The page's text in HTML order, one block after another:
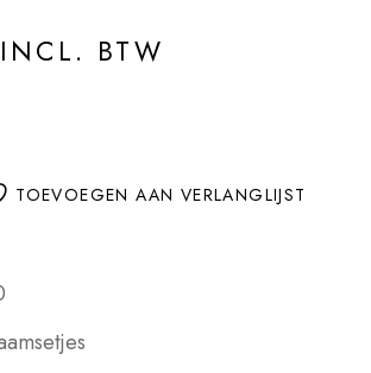
INCL. BTW
TOEVOEGEN AAN VERLANGLIJST